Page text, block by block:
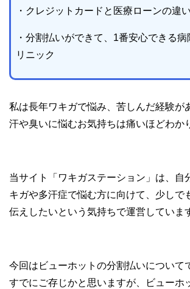
・クレジットカードと医療ローンの違い
・分割払いができて、1番安心できる
リニック
私は長年ワキガで悩み、苦しんだ経験が
汗や臭いに悩むお気持ちは痛いほどわか
当サイト「ワキガステーション」は、自
キガや多汗症で悩む方に向けて、少しで
伝えしたいという気持ちで運営していま
今回はビューホットの分割払いについて
すでにご存じかと思いますが、ビューホ